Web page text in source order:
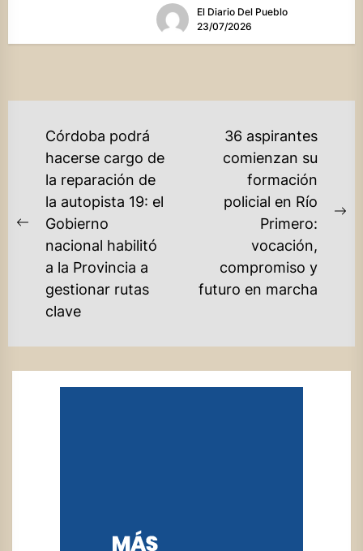
El Diario Del Pueblo
23/07/2026
NAVEGACIÓN
ENTRADAS
Previous
post:
Córdoba podrá
hacerse cargo de
la reparación de
la autopista 19: el
Gobierno
nacional habilitó
a la Provincia a
gestionar rutas
clave
36 aspirantes
comienzan su
formación
policial en Río
Primero:
vocación,
compromiso y
futuro en marcha